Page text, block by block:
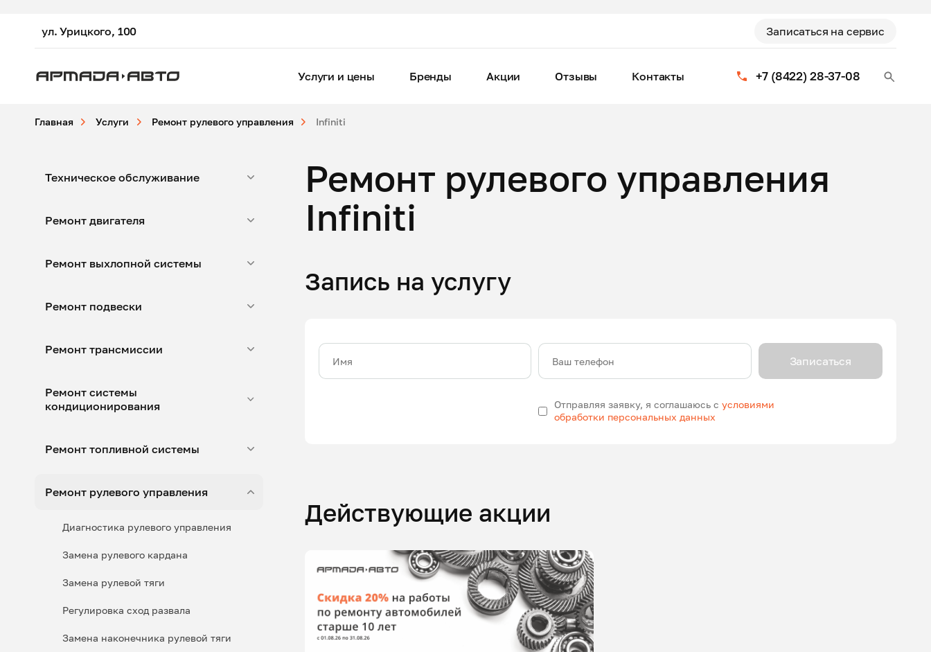
ул. Урицкого, 100 Записаться на сервис
+7 (8422) 28-37-08
Услуги и цены Бренды Акции Отзывы Контакты
Главная Услуги Ремонт рулевого управления Infiniti
Техническое обслуживание
Ремонт двигателя
Ремонт выхлопной системы
Ремонт подвески
Ремонт трансмиссии
Ремонт системы
кондиционирования
Ремонт топливной системы
Ремонт рулевого управления
Диагностика рулевого управления
Замена рулевого кардана
Замена рулевой тяги
Регулировка сход развала
Замена наконечника рулевой тяги
Ремонт рулевого управления
Infiniti
Запись на услугу
Имя Ваш телефон
Отправляя заявку, я соглашаюсь сусловиями
обработки персональных данных
Записаться
Действующие акции